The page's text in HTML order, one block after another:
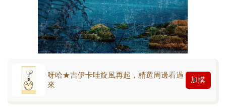
呀哈★吉伊卡哇旋風再起，精選周邊看過
來
加購